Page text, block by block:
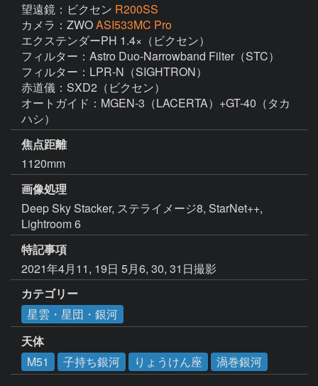
望遠鏡：ビクセン R200SS
カメラ：ZWOASI533MC Pro
エクステンダーPH 1.4×（ビクセン）
フィルター：Astro Duo-Narrowband Filter（STC）
フィルター：LPR-N（SIGHTRON）
赤道儀：SXD2（ビクセン）
オートガイド：MGEN-3（LACERTA）+GT-40（タカ
ハシ）
焦点距離
1120mm
画像処理
Deep Sky Stacker, ステライメージ8, StarNet++,
Lightroom 6
特記事項
2021年4月11, 19日 5月6, 30, 31日撮影
カテゴリー
星雲・星団・銀河
天体
M51
子持ち銀河 りょうけん座 渦巻銀河